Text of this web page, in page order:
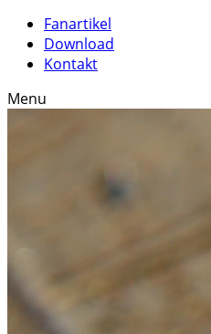
Fanartikel
Download
Kontakt
Menu